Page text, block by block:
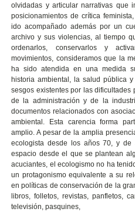
olvidadas y articular narrativas que
posicionamientos de crítica
ido acompañado además por un
archivo y sus violencias, al tiempo
ordenarlos, conservarlos y
movimientos, consideramos que la
ha sido atendida en una medida
historia ambiental, la salud pública
sesgos existentes por las
de la administración y de la
documentos relacionados con
ambiental. Esta carencia forma
amplio. A pesar de la amplia
ecologista desde los años 70, y
espacio desde el que se plantean
acuciantes, el ecologismo no ha
un protagonismo equivalente a su
en políticas de conservación de la
libros, folletos, revistas, panfletos,
televisión, pasquines,